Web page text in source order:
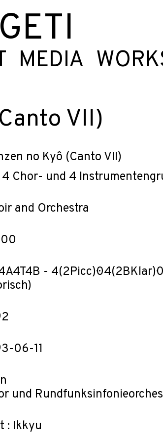
MEDIA
VII)
no Kyô (Canto VII)
Chor- und 4
and Orchestra
- 4(2Picc)·0·4(2BKlar)·0
06-11
und
: Ikkyu